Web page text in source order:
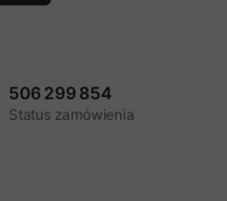
506 299 854
Status zamówienia